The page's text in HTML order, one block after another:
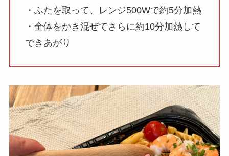
・ふたを取って、レンジ500Wで約5分加熱
・全体をかき混ぜてさらに約10分加熱して
できあがり